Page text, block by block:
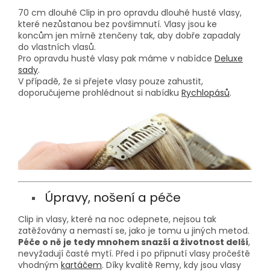
70 cm dlouhé Clip in pro opravdu dlouhé husté vlasy,
které nezůstanou bez povšimnutí. Vlasy jsou ke
koncům jen mírně ztenčeny tak, aby dobře zapadaly
do vlastních vlasů.
Pro opravdu husté vlasy pak máme v nabídce Deluxe
sady.
V případě, že si přejete vlasy pouze zahustit,
doporučujeme prohlédnout si nabídku Rychlopásů.
Úpravy, nošení a péče
Clip in vlasy, které na noc odepnete, nejsou tak
zatěžovány a nemastí se, jako je tomu u jiných metod.
Péče o ně je tedy mnohem snazší a životnost delší,
nevyžadují časté mytí. Před i po připnutí vlasy pročeště
vhodným kartáčem. Díky kvalitě Remy, kdy jsou vlasy